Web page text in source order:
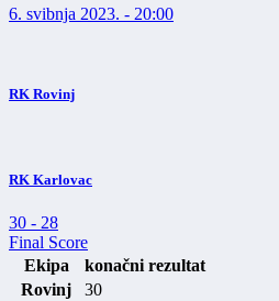
6. svibnja 2023. - 20:00
RK Rovinj
RK Karlovac
30 - 28
Final Score
Ekipa
konačni rezultat
Rovinj
30